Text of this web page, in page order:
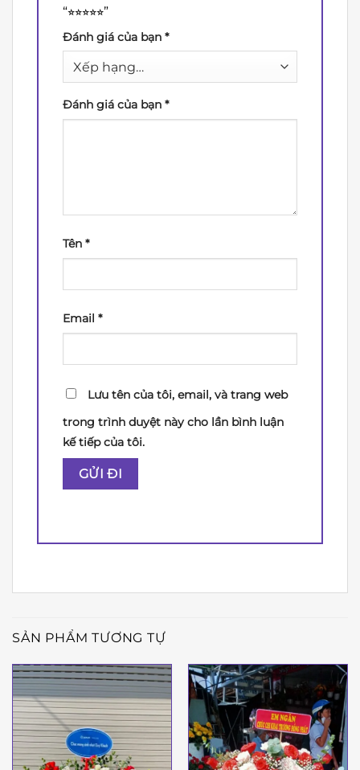
“⭐︎⭐︎⭐︎⭐︎⭐︎”
Đánh giá của bạn *
Đánh giá của bạn *
Tên *
Email *
Lưu tên của tôi, email, và trang web
trong trình duyệt này cho lần bình luận
kế tiếp của tôi.
SẢN PHẨM TƯƠNG TỰ